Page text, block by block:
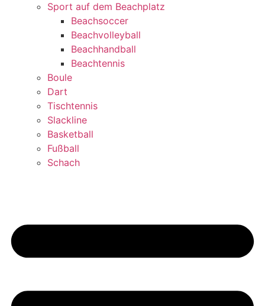
Sport auf dem Beachplatz
Beachsoccer
Beachvolleyball
Beachhandball
Beachtennis
Boule
Dart
Tischtennis
Slackline
Basketball
Fußball
Schach